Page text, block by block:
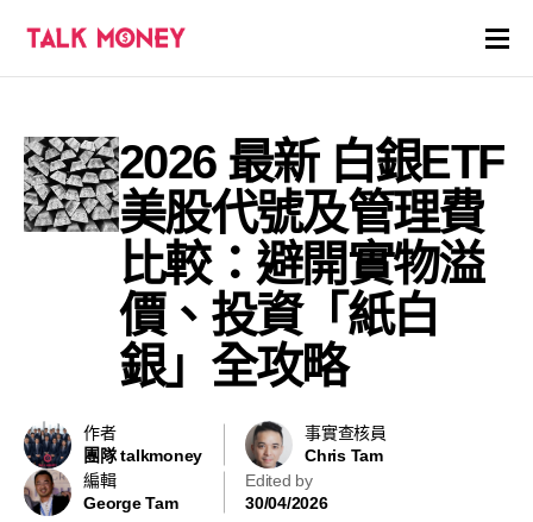
證券商評價
各種投資產品戶口
虛擬貨幣
關於
2026 最新 白銀ETF
美股代號及管理費
比較：避開實物溢
價、投資「紙白
銀」全攻略
作者
團隊 talkmoney
事實查核員
Chris Tam
編輯
George Tam
Edited by
30/04/2026